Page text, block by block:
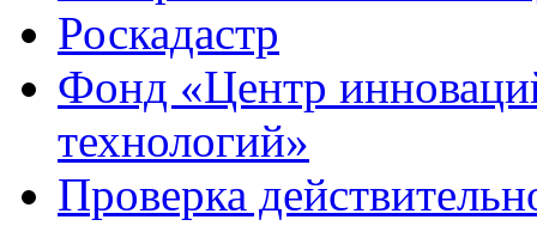
Роскадастр
Фонд «Центр
технологий»
Проверка